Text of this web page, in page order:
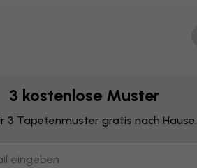
Stile
3 kostenlose Muster
3 Tapetenmuster gratis nach Hause.